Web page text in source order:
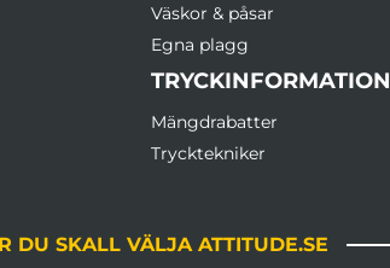
Väskor & påsar
Egna plagg
TRYCKINFORMATION
Mängdrabatter
Trycktekniker
DU SKALL VÄLJA ATTITUDE.SE